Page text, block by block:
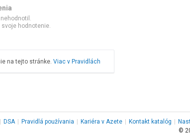
svoje hodnotenie.
na tejto stránke. Viac v Pravidlách
DSA Pravidlá používania Kariéra v Azete Kontakt katalóg
©